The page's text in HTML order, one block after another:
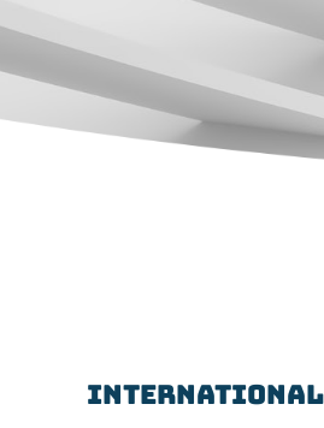
International